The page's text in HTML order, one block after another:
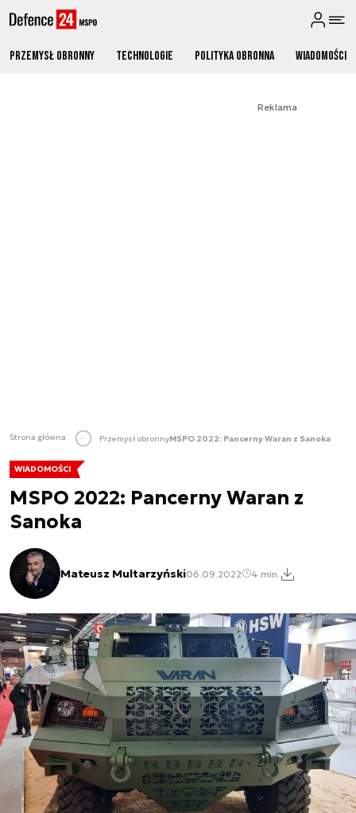
Przemysł obronny Technologie Polityka obronna Wiadomości
Reklama
Strona główna Przemysł obronnyMSPO 2022: Pancerny Waran z Sanoka
WIADOMOŚCI
MSPO 2022: Pancerny Waran z
Sanoka
Mateusz Multarzyński06.09.2022 4 min.